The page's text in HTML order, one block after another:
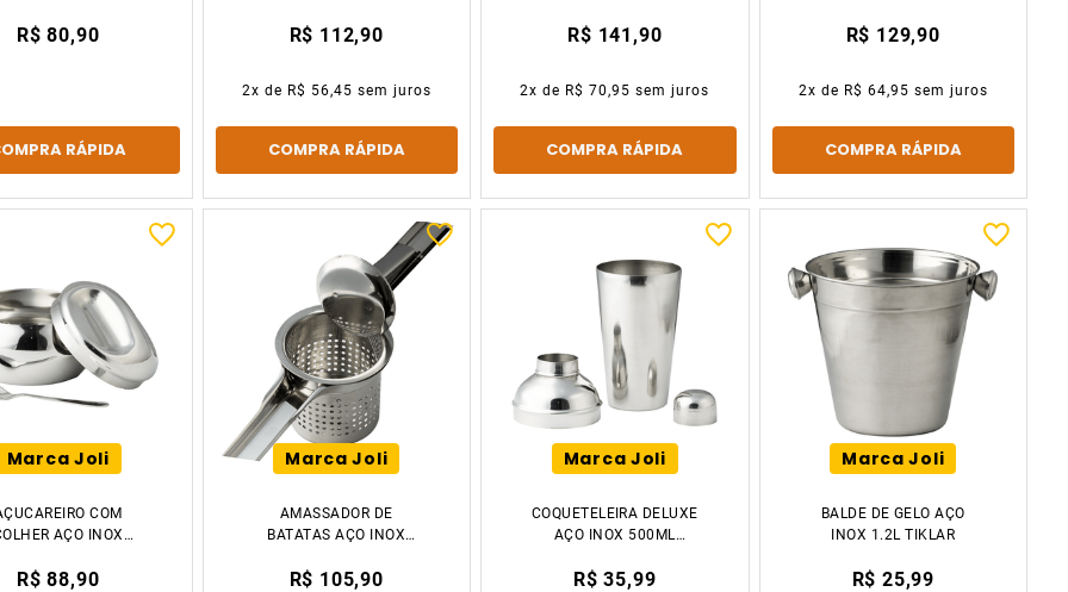
R$ 80,90
RÁPIDA
R$ 112,90
2x de R$ 56,45 sem juros
COMPRA RÁPIDA
R$ 141,90
2x de R$ 70,95 sem juros
COMPRA RÁPIDA
R$ 129,90
2x de R$ 64,95 sem juros
COMPRA RÁPIDA
Marca Joli
COM
AÇO INOX
R$ 88,90
Marca Joli
AMASSADOR DE
BATATAS AÇO INOX
R$ 105,90
Marca Joli
COQUETELEIRA DELUXE
AÇO INOX 500ML
R$ 35,99
Marca Joli
BALDE DE GELO AÇO
INOX 1.2L TIKLAR
R$ 25,99